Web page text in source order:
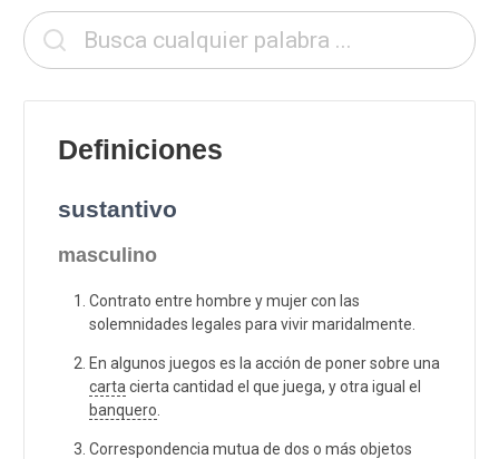
Definiciones
sustantivo
masculino
Contrato entre hombre y mujer con las
solemnidades legales para vivir maridalmente.
En algunos juegos es la acción de poner sobre una
carta cierta cantidad el que juega, y otra igual el
banquero
Correspondencia mutua de dos o más objetos